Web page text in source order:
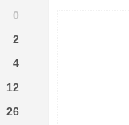
0
2
4
12
26